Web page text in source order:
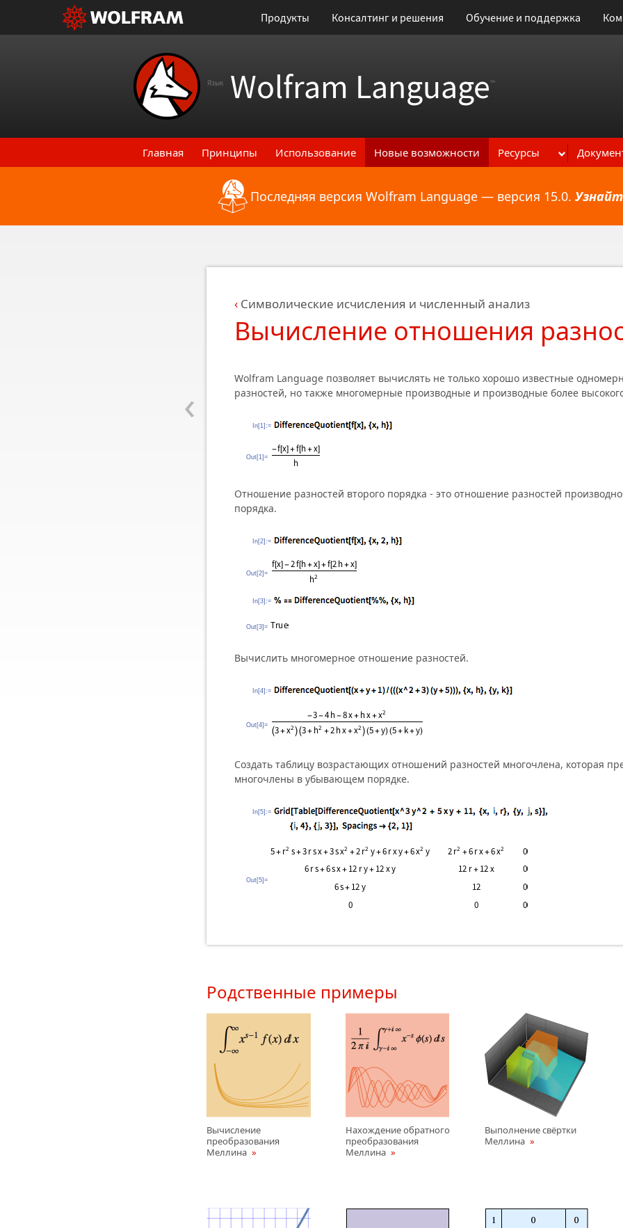
Продукты Консалтинг и решения Обучение и поддержка
Язык Wolfram Language™
Главная Принципы Использование Новые возможности Ресурсы
Назад к последним функциональным возможностям
Последняя версия Wolfram Language — версия 15.0.
‹
Символические исчисления и численный анализ
Вычисление отношения
Wolfram Language позволяет вычислять не только хорошо известные
разностей, но также многомерные производные и производные более
In[1]:=
Out[1]=
Отношение разностей второго порядка - это отношение разностей
порядка.
In[2]:=
Out[2]=
In[3]:=
Out[3]=
Вычислить многомерное отношение разностей.
In[4]:=
Out[4]=
Создать таблицу возрастающих отношений разностей многочлена, которая
многочлены в убывающем порядке.
In[5]:=
Out[5]=
Родственные примеры
Вычисление
преобразования
Меллина
Нахождение обратного
преобразования
Меллина
Выполнение свёртки
Меллина